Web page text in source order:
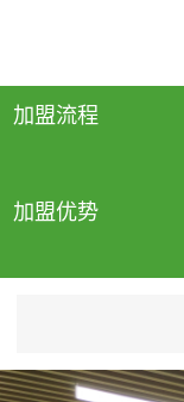
动，人类长时间
内空间都有整体
要。因为空间内
的、空气...
加盟流程
加盟优势